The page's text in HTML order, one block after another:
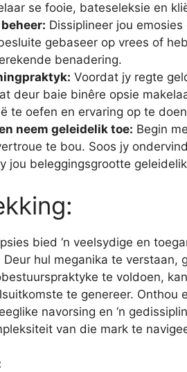
se fooie, bateseleksie en
Dissiplineer jou
gebaseer op vrees of
benadering.
Voordat jy regte
deur baie binêre opsie
te oefen en ervaring op te
neem geleidelik toe: Begin
te bou. Soos jy
jou beleggingsgrootte
bied ‘n veelsydige en
Deur hul meganika te
te voldoen,
te genereer.
navorsing en ‘n
van die mark te